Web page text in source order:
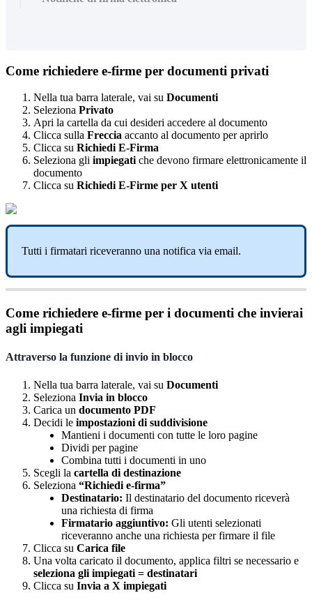
Come richiedere e-firme per documenti privati
Nella tua barra laterale, vai su Documenti
Seleziona Privato
Apri la cartella da cui desideri accedere al documento
Clicca sulla Freccia accanto al documento per aprirlo
Clicca su Richiedi E-Firma
Seleziona gli impiegati che devono firmare elettronicamente il
documento
Clicca su Richiedi E-Firme per X utenti
Tutti i firmatari riceveranno una notifica via email.
Come richiedere e-firme per i documenti che invierai
agli impiegati
Attraverso la funzione di invio in blocco
Nella tua barra laterale, vai su Documenti
Seleziona Invia in blocco
Carica un documento PDF
Decidi le impostazioni di suddivisione
Mantieni i documenti con tutte le loro pagine
Dividi per pagine
Combina tutti i documenti in uno
Scegli la cartella di destinazione
Seleziona “Richiedi e-firma”
Destinatario: Il destinatario del documento riceverà
una richiesta di firma
Firmatario aggiuntivo: Gli utenti selezionati
riceveranno anche una richiesta per firmare il file
Clicca su Carica file
Una volta caricato il documento, applica filtri se necessario e
seleziona gli impiegati = destinatari
Clicca su Invia a X impiegati